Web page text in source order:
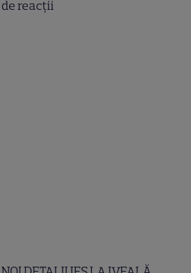
de reacții